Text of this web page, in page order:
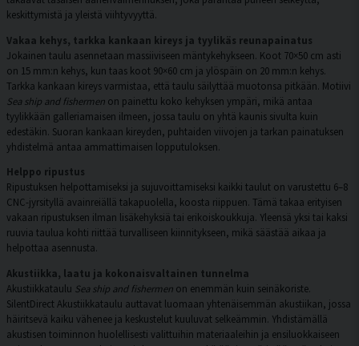
keskittymistä ja yleistä viihtyvyyttä.
Vakaa kehys, tarkka kankaan kireys ja tyylikäs reunapainatus
Jokainen taulu asennetaan massiiviseen mäntykehykseen. Koot 70×50 cm asti
on 15 mm:n kehys, kun taas koot 90×60 cm ja ylöspäin on 20 mm:n kehys.
Tarkka kankaan kireys varmistaa, että taulu säilyttää muotonsa pitkään. Motiivi
Sea ship and fishermen on painettu koko kehyksen ympäri, mikä antaa
tyylikkään galleriamaisen ilmeen, jossa taulu on yhtä kaunis sivulta kuin
edestäkin. Suoran kankaan kireyden, puhtaiden viivojen ja tarkan painatuksen
yhdistelmä antaa ammattimaisen lopputuloksen.
Helppo ripustus
Ripustuksen helpottamiseksi ja sujuvoittamiseksi kaikki taulut on varustettu 6–8
CNC-jyrsityllä avainreiällä takapuolella, koosta riippuen. Tämä takaa erityisen
vakaan ripustuksen ilman lisäkehyksiä tai erikoiskoukkuja. Yleensä yksi tai kaksi
ruuvia taulua kohti riittää turvalliseen kiinnitykseen, mikä säästää aikaa ja
helpottaa asennusta.
Akustiikka, laatu ja kokonaisvaltainen tunnelma
Akustiikkataulu Sea ship and fishermen on enemmän kuin seinäkoriste.
SilentDirect Akustiikkataulu auttavat luomaan yhtenäisemmän akustiikan, jossa
häiritsevä kaiku vähenee ja keskustelut kuuluvat selkeämmin. Yhdistämällä
akustisen toiminnon huolellisesti valittuihin materiaaleihin ja ensiluokkaiseen